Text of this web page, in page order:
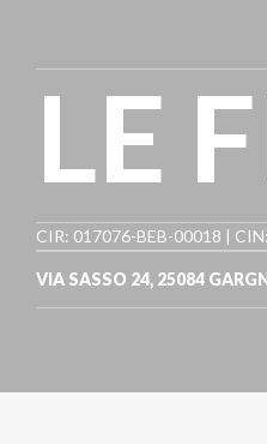
LE
CIR: 017076-BEB-00018 |
VIA SASSO 24, 25084